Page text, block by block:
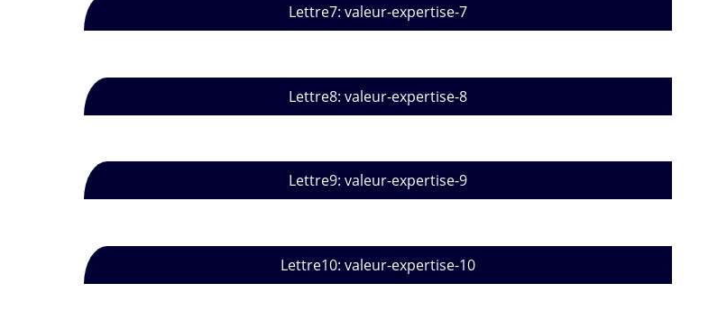
Lettre7: valeur-expertise-7
Lettre8: valeur-expertise-8
Lettre9: valeur-expertise-9
Lettre10: valeur-expertise-10